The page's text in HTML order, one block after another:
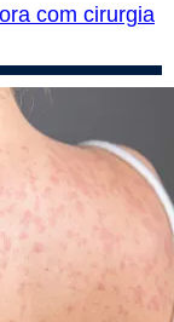
com cirurgia